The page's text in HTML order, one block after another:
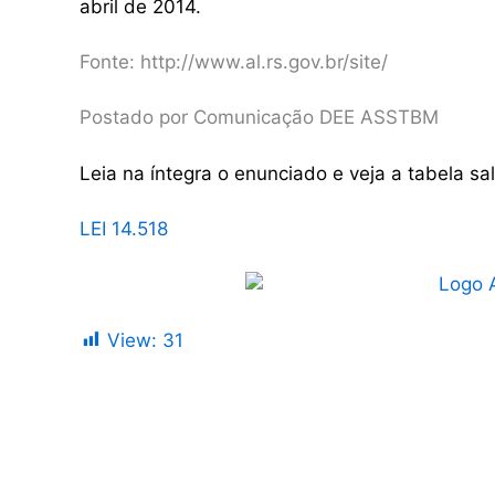
abril de 2014.
Fonte: http://www.al.rs.gov.br/site/
Postado por Comunicação DEE ASSTBM
Leia na íntegra o enunciado e veja a tabela
LEI 14.518
View: 31